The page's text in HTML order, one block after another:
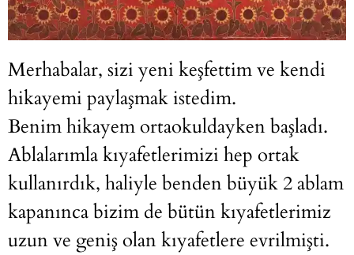
Merhabalar, sizi yeni keşfettim ve kendi
hikayemi paylaşmak istedim.
Benim hikayem ortaokuldayken başladı.
Ablalarımla kıyafetlerimizi hep ortak
kullanırdık, haliyle benden büyük 2 ablam
kapanınca bizim de bütün kıyafetlerimiz
uzun ve geniş olan kıyafetlere evrilmişti.